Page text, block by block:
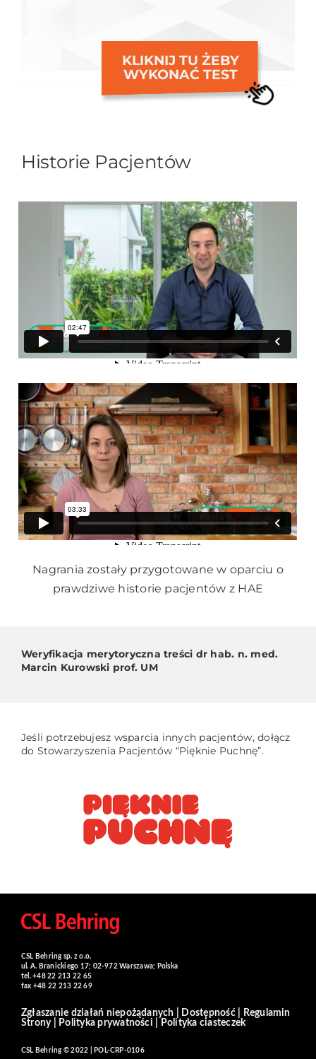
KLIKNIJ TU ŻEBY
WYKONAĆ TEST
Historie Pacjentów
Nagrania zostały przygotowane w oparciu o
prawdziwe historie pacjentów z HAE
Weryfikacja merytoryczna treści dr hab. n. med.
Marcin Kurowski prof. UM
Jeśli potrzebujesz wsparcia innych pacjentów, dołącz
do Stowarzyszenia Pacjentów “Pięknie Puchnę”.
CSL Behring sp. z o.o.
ul. A. Branickiego 17; 02-972 Warszawa; Polska
tel. +48 22 213 22 65
fax +48 22 213 22 69
Zgłaszanie działań niepożądanych Dostępność|
Regulamin
Strony| Polityka prywatności Polityka ciasteczek
CSL Behring © 2022 | POL-CRP-0106